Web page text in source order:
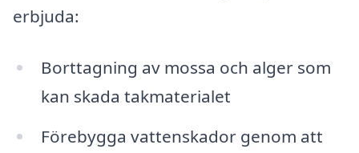
erbjuda:
Borttagning av mossa och alger som
kan skada takmaterialet
Förebygga vattenskador genom att